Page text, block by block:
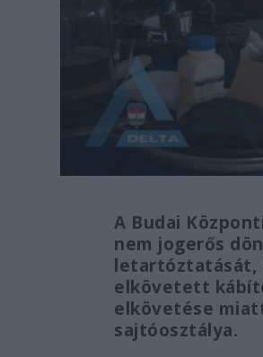
A Budai
nem jogerős
letartóztatását,
elkövetett
elkövetése
sajtóosztálya.